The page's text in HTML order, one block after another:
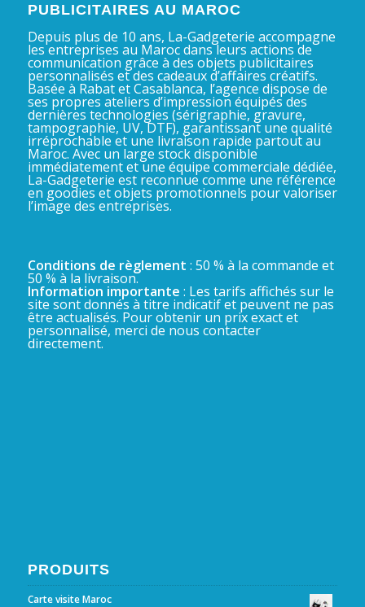
PUBLICITAIRES AU MAROC
Depuis plus de 10 ans, La-Gadgeterie accompagne
les entreprises au Maroc dans leurs actions de
communication grâce à des objets publicitaires
personnalisés et des cadeaux d’affaires créatifs.
Basée à Rabat et Casablanca, l’agence dispose de
ses propres ateliers d’impression équipés des
dernières technologies (sérigraphie, gravure,
tampographie, UV, DTF), garantissant une qualité
irréprochable et une livraison rapide partout au
Maroc. Avec un large stock disponible
immédiatement et une équipe commerciale dédiée,
La-Gadgeterie est reconnue comme une référence
en goodies et objets promotionnels pour valoriser
l’image des entreprises.
Conditions de règlement : 50 % à la commande et
50 % à la livraison.
Information importante : Les tarifs affichés sur le
site sont donnés à titre indicatif et peuvent ne pas
être actualisés. Pour obtenir un prix exact et
personnalisé, merci de nous contacter
directement.
PRODUITS
Carte visite Maroc